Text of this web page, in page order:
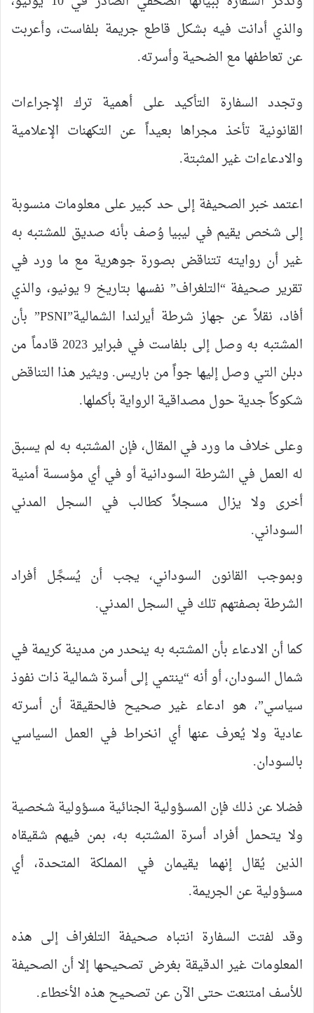
والذي أدانت فيه بشكل قاطع جريمة بلفاست، وأعربت
عن تعاطفها مع الضحية وأسرته.
وتجدد السفارة التأكيد على أهمية ترك الإجراءات
القانونية تأخذ مجراها بعيداً عن التكهنات الإعلامية
والادعاءات غير المثبتة.
اعتمد خبر الصحيفة إلى حد كبير على معلومات منسوبة
إلى شخص يقيم في ليبيا وُصف بأنه صديق للمشتبه به
غير أن روايته تتناقض بصورة جوهرية مع ما ورد في
تقرير صحيفة “التلغراف” نفسها بتاريخ 9 يونيو، والذي
أفاد، نقلاً عن جهاز شرطة أيرلندا الشمالية”PSNI” بأن
المشتبه به وصل إلى بلفاست في فبراير 2023 قادماً من
دبلن التي وصل إليها جواً من باريس. ويثير هذا التناقض
شكوكاً جدية حول مصداقية الرواية بأكملها.
وعلى خلاف ما ورد في المقال، فإن المشتبه به لم يسبق
له العمل في الشرطة السودانية أو في أي مؤسسة أمنية
أخرى ولا يزال مسجلاً كطالب في السجل المدني
السوداني.
وبموجب القانون السوداني، يجب أن يُسجَّل أفراد
الشرطة بصفتهم تلك في السجل المدني.
كما أن الادعاء بأن المشتبه به ينحدر من مدينة كريمة في
شمال السودان، أو أنه “ينتمي إلى أسرة شمالية ذات نفوذ
سياسي”، هو ادعاء غير صحيح فالحقيقة أن أسرته
عادية ولا يُعرف عنها أي انخراط في العمل السياسي
بالسودان.
فضلا عن ذلك فإن المسؤولية الجنائية مسؤولية شخصية
ولا يتحمل أفراد أسرة المشتبه به، بمن فيهم شقيقاه
الذين يُقال إنهما يقيمان في المملكة المتحدة، أي
مسؤولية عن الجريمة.
وقد لفتت السفارة انتباه صحيفة التلغراف إلى هذه
المعلومات غير الدقيقة بغرض تصحيحها إلا أن الصحيفة
للأسف امتنعت حتى الآن عن تصحيح هذه الأخطاء.